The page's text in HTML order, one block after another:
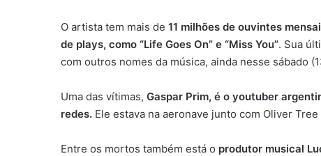
O artista tem mais de 11 milhões de ouvintes
de plays, como “Life Goes On” e “Miss You”. Sua
com outros nomes da música, ainda nesse sábado
Uma das vítimas, Gaspar Prim, é o youtuber
redes. Ele estava na aeronave junto com Oliver
Entre os mortos também está o produtor musical